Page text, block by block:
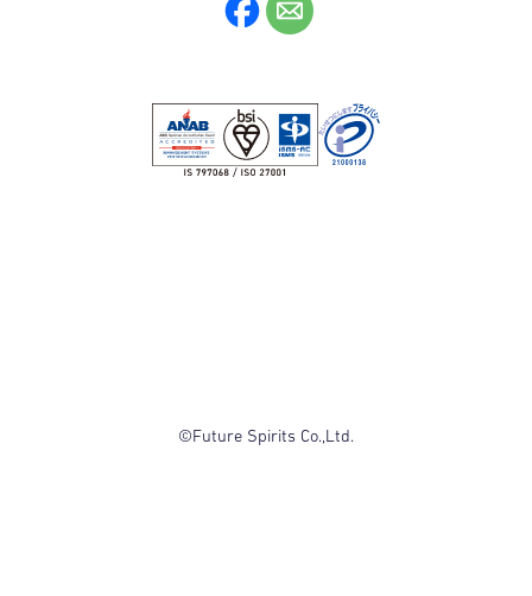
©Future Spirits Co.,Ltd.